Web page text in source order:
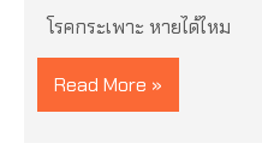
โรคกระเพาะ หายได้ไห
Read More »